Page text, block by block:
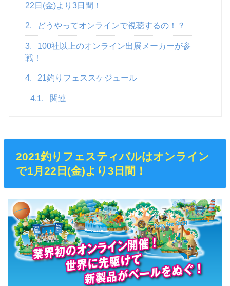
22日(金)より3日間！
2. どうやってオンラインで視聴するの！？
3.
100社以上のオンライン出展メーカーが参
戦！
4. 21釣りフェススケジュール
4.1. 関連
2021釣りフェスティバルはオンライン
で1月22日(金)より3日間！